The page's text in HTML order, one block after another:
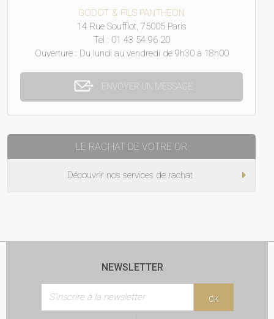
GODOT & FILS PANTHEON
14 Rue Soufflot, 75005 Paris
Tel : 01 43 54 96 20
Ouverture : Du lundi au vendredi de 9h30 à 18h00
ENVOYER UN MESSAGE
LE RACHAT DE VOTRE OR
Découvrir nos services de rachat
NEWSLETTER
OK